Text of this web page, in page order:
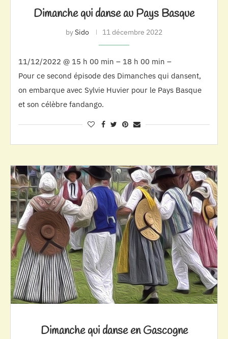
Dimanche qui danse au Pays Basque
bySido 11 décembre 2022
11/12/2022 @ 15 h 00 min – 18 h 00 min –
Pour ce second épisode des Dimanches qui dansent,
on embarque avec Sylvie Huvier pour le Pays Basque
et son célèbre fandango.
Dimanche qui danse en Gascogne